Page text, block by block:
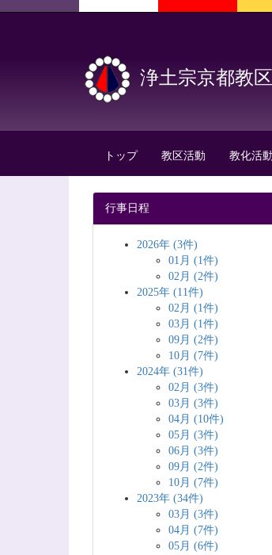
浄土宗京都教
トップ 教区活動 教化活動
行事日程
2026年 (3件)
01月 (1件)
02月 (2件)
2025年 (11件)
02月 (1件)
03月 (1件)
09月 (2件)
10月 (7件)
2024年 (31件)
02月 (3件)
03月 (3件)
04月 (10件)
05月 (3件)
06月 (3件)
09月 (2件)
10月 (7件)
2023年 (34件)
03月 (3件)
04月 (7件)
05月 (6件)